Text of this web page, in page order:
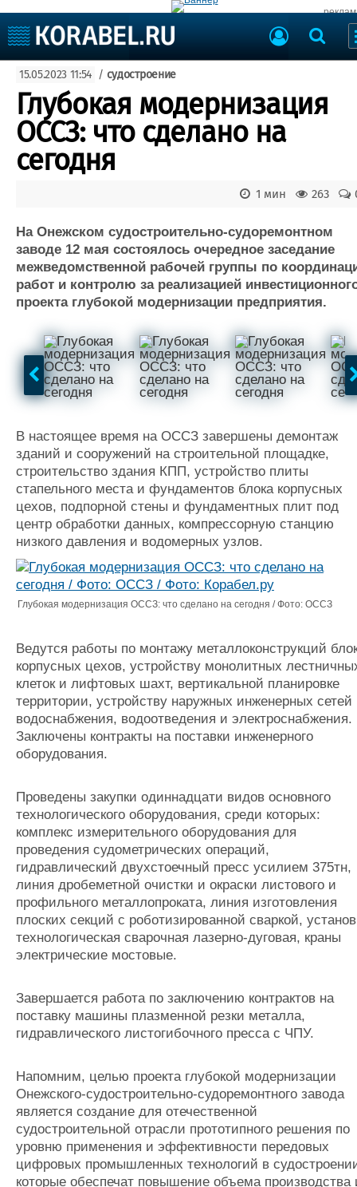
Судоходство
Судоремонт
События
Пресс-релизы
Порты
ВМФ
Образование
Судостроение
Пульс
Новости
Репутация
Работа
Крюинг
Журнал
Реклама
Торговая площадка
Доска объявлений
Продажа флота
Оборудование
Изделия
Материалы
Услуги
Конференции
Выставки и семинары
Личности
Словарь
Флот
Галерея флота
Форум
Отзывы
Все службы
15.05.2023 11:54 / судостроение
Глубокая модернизация
ОССЗ: что сделано на
сегодня
263
1 мин
На Онежском судостроительно-судоремонтном
заводе 12 мая состоялось очередное заседание
межведомственной рабочей группы по
работ и контролю за реализацией
проекта глубокой модернизации предприятия.
В настоящее время на ОССЗ завершены демонтаж
зданий и сооружений на строительной площадке,
строительство здания КПП, устройство плиты
стапельного места и фундаментов блока корпусных
цехов, подпорной стены и фундаментных плит под
центр обработки данных, компрессорную станцию
низкого давления и водомерных узлов.
Глубокая модернизация ОССЗ: что сделано на сегодня / Фото: ОССЗ
Ведутся работы по монтажу металлоконструкций
корпусных цехов, устройству монолитных
клеток и лифтовых шахт, вертикальной планировке
территории, устройству наружных инженерных сетей
водоснабжения, водоотведения и электроснабжения.
Заключены контракты на поставки инженерного
оборудования.
Проведены закупки одиннадцати видов основного
технологического оборудования, среди которых:
комплекс измерительного оборудования для
проведения судометрических операций,
гидравлический двухстоечный пресс усилием 375тн,
линия дробеметной очистки и окраски листового и
профильного металлопроката, линия изготовления
плоских секций с роботизированной сваркой,
технологическая сварочная лазерно-дуговая, краны
электрические мостовые.
Завершается работа по заключению контрактов на
поставку машины плазменной резки металла,
гидравлического листогибочного пресса с ЧПУ.
Напомним, целью проекта глубокой модернизации
Онежского-судостроительно-судоремонтного завода
является создание для отечественной
судостроительной отрасли прототипного решения по
уровню применения и эффективности передовых
цифровых промышленных технологий в
которые обеспечат повышение объема производства